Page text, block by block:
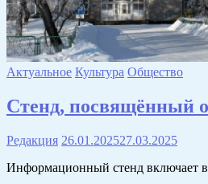
Актуальное Культура Общество
Стенд, посвящённый
Редакция 26.01.202527.03.2025
Информационный стенд включает